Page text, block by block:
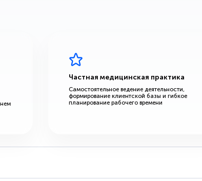
Частная медицинская практика
Самостоятельное ведение деятельности,
формирование клиентской базы и гибкое
планирование рабочего времени